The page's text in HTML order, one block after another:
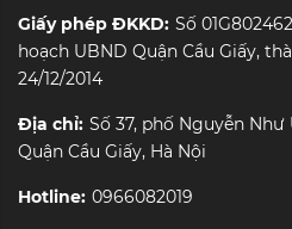
Giấy phép ĐKKD: Số
hoạch UBND Quận Cầu Giấy,
24/12/2014
Địa chỉ: Số 37, phố Nguyễn Như
Quận Cầu Giấy, Hà Nội
Hotline: 0966082019